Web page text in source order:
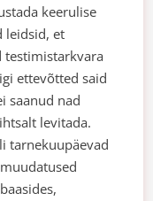
keerulise
leidsid, et
testimistarkvara
ettevõtted said
saanud nad
levitada.
tarnekuupäevad